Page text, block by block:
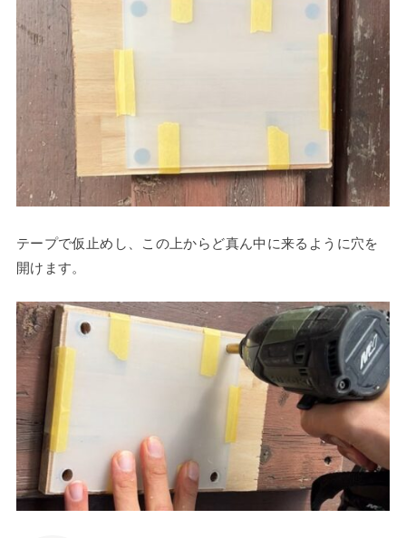
テープで仮止めし、この上からど真ん中に来るように穴を
開けます。